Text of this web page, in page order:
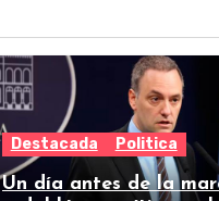
Destacada Politica
Un día antes de la